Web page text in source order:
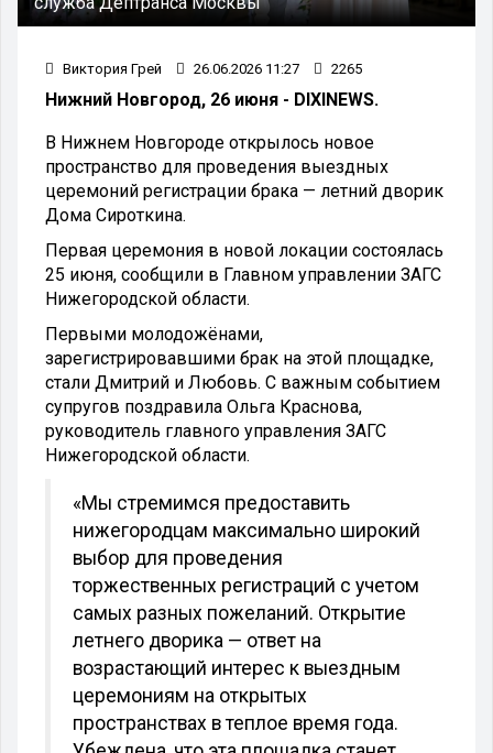
Виктория Грей 26.06.2026 11:27 2265
Нижний Новгород, 26 июня - DIXINEWS.
В Нижнем Новгороде открылось новое
пространство для проведения выездных
церемоний регистрации брака — летний дворик
Дома Сироткина.
Первая церемония в новой локации состоялась
25 июня, сообщили в Главном управлении ЗАГС
Нижегородской области.
Первыми молодожёнами,
зарегистрировавшими брак на этой площадке,
стали Дмитрий и Любовь. С важным событием
супругов поздравила Ольга Краснова,
руководитель главного управления ЗАГС
Нижегородской области.
«Мы стремимся предоставить
нижегородцам максимально широкий
выбор для проведения
торжественных регистраций с учетом
самых разных пожеланий. Открытие
летнего дворика — ответ на
возрастающий интерес к выездным
церемониям на открытых
пространствах в теплое время года.